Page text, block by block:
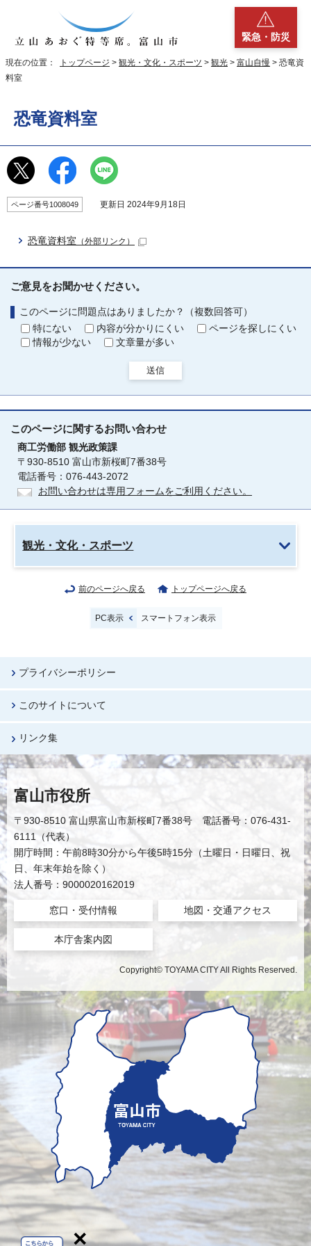
緊急・防災
現在の位置： トップページ > 観光・文化・スポーツ > 観光 > 富山自慢 > 恐竜資
料室
恐竜資料室
ページ番号1008049 更新日 2024年9月18日
恐竜資料室 （外部リンク）
ご意見をお聞かせください。
このページに問題点はありましたか？（複数回答可）
特にない
内容が分かりにくい
ページを探しにくい
情報が少ない
文章量が多い
送信
このページに関するお問い合わせ
商工労働部 観光政策課
〒930-8510 富山市新桜町7番38号
電話番号：076-443-2072
お問い合わせは専用フォームをご利用ください。
観光・文化・スポーツ
前のページへ戻る トップページへ戻る
PC表示 スマートフォン表示
プライバシーポリシー
このサイトについて
リンク集
富山市役所
〒930-8510 富山県富山市新桜町7番38号 電話番号：076-431-
6111（代表）
開庁時間：午前8時30分から午後5時15分（土曜日・日曜日、祝
日、年末年始を除く）
法人番号：9000020162019
窓口・受付情報 地図・交通アクセス
本庁舎案内図
Copyright© TOYAMA CITY All Rights Reserved.
×